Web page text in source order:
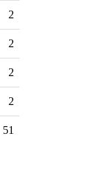
2
2
2
2
51